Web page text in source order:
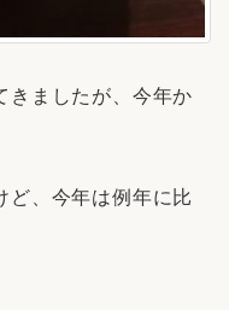
きましたが、今年か
ど、今年は例年に比